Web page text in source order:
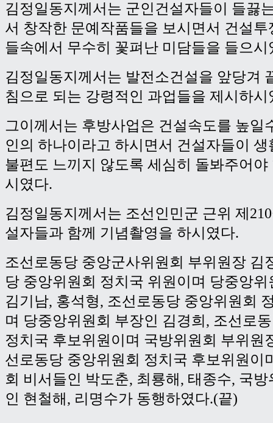
김정일동지께서는 군인건설자들이 들끓
서 창작한 문예작품들을 보시면서 건설
들속에서 무수히 꽃펴난 미담들을 들으시
김정일동지께서는 발전소건설을 앞당겨
침으로 되는 강령적인 과업들을 제시하시
그이께서는 후방사업은 건설속도를 높일
인의 하나이라고 하시면서 건설자들이
불편도 느끼지 않도록 세심히 돌봐주어
시였다.
김정일동지께서는 조선인민군 근위 제
설자들과 함께 기념촬영을 하시였다.
조선로동당 중앙군사위원회 부위원장 김
당 중앙위원회 정치국 위원이며 당중앙
김기남, 홍석형, 조선로동당 중앙위원회
며 당중앙위원회 부장인 김경희, 조선로
정치국 후보위원이며 국방위원회 부위원
선로동당 중앙위원회 정치국 후보위원이
회 비서들인 박도춘, 최룡해, 태종수, 국
인 현철해, 리명수가 동행하였다.(끝)